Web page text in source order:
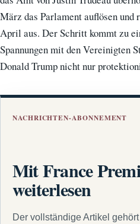
März das Parlament auflösen
April aus. Der Schritt kommt zu
Spannungen mit den Vereinigten
Donald Trump nicht nur
NACHRICHTEN-ABONNEMENT
Mit France
weiterlesen
Der vollständige Artikel